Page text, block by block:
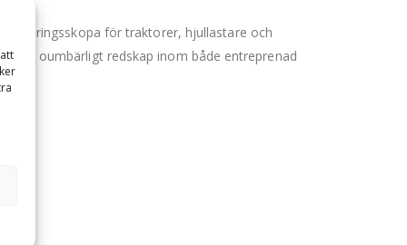
för traktorer, hjullastare och
ett oumbärligt redskap inom både entreprenad